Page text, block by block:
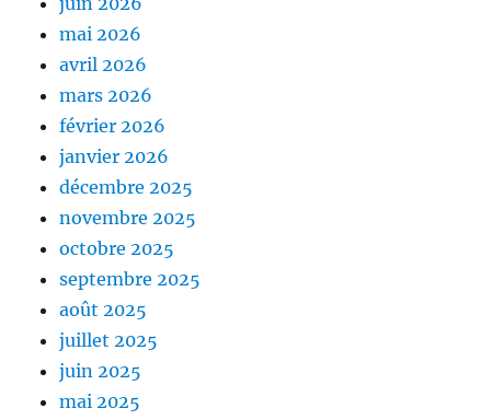
mai 2026
avril 2026
mars 2026
février 2026
janvier 2026
décembre 2025
novembre 2025
octobre 2025
septembre 2025
août 2025
juillet 2025
juin 2025
mai 2025